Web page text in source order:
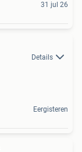
31 jul 26
Details
Eergisteren